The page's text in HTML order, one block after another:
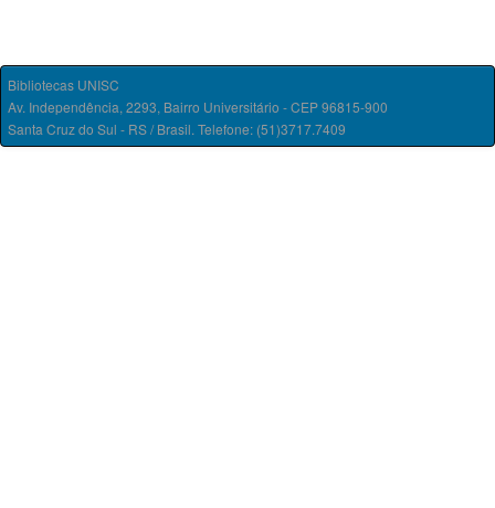
Bibliotecas UNISC
Av. Independência, 2293, Bairro Universitário - CEP 96815-900
Santa Cruz do Sul - RS / Brasil. Telefone: (51)3717.7409